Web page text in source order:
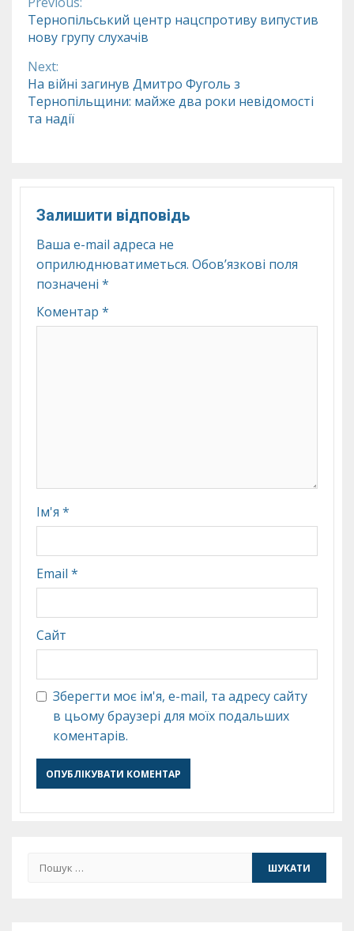
Continue
Reading
Тернопільський центр нацспротиву випустив
нову групу слухачів
Next:
На війні загинув Дмитро Фуголь з
Тернопільщини: майже два роки невідомості
та надії
Залишити відповідь
Ваша e-mail адреса не
оприлюднюватиметься. Обов’язкові поля
позначені *
Коментар *
Ім'я *
Email *
Сайт
Зберегти моє ім'я, e-mail, та адресу сайту
в цьому браузері для моїх подальших
коментарів.
Пошук: